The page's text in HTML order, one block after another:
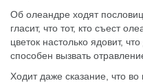
Об олеандре ходят
гласит, что тот, кто съест
цветок настолько ядовит,
способен вызвать
Ходит даже сказание, что